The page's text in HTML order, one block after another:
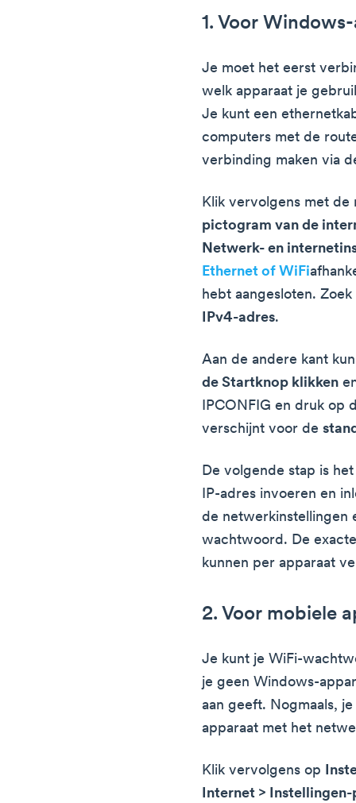
1. Voor
Je moet het eerst
welk apparaat je
Je kunt een
computers met de
verbinding maken via
Klik vervolgens met
pictogram van de
Netwerk- en
Ethernet of WiFi
hebt aangesloten.
IPv4-adres.
Aan de andere kant
de Startknop klikken
IPCONFIG en druk op
verschijnt voor de
De volgende stap is
IP-adres invoeren en
de netwerkinstellingen
wachtwoord. De
kunnen per apparaat
2. Voor mobiele
Je kunt je WiFi-
je geen Windows-
aan geeft. Nogmaals,
apparaat met het
Klik vervolgens op
Internet >